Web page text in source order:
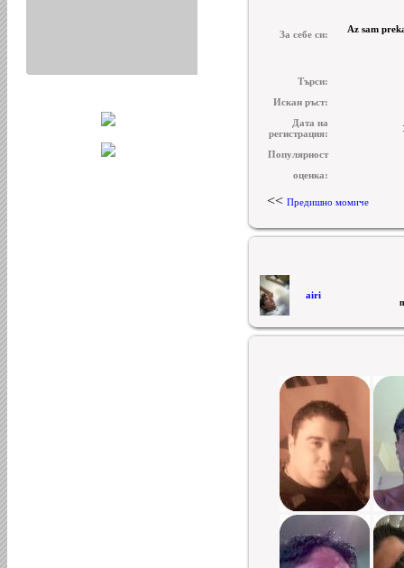
За себе си: Az sam
Търси:
Искан ръст:
Дата на
регистрация:
Популярност
оценка:
<< Предишно момиче
airi